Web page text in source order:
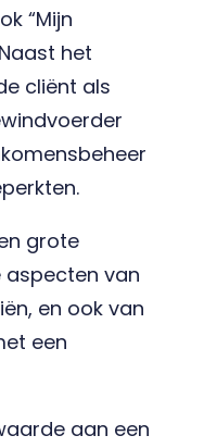
“Mijn
het
cliënt als
grote
aspecten van
en ook van
een
aan een